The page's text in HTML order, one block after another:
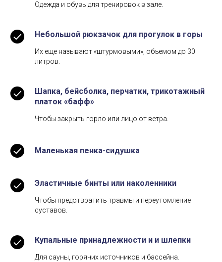
Одежда и обувь для тренировок в зале.
Небольшой рюкзачок для прогулок в горы
Их еще называют «штурмовыми», объемом до 30
литров.
Шапка, бейсболка, перчатки, трикотажный
платок «бафф»
Чтобы закрыть горло или лицо от ветра.
Маленькая пенка-сидушка
Эластичные бинты или наколенники
Чтобы предотвратить травмы и переутомление
суставов.
Купальные принадлежности и и шлепки
Для сауны, горячих источников и бассейна.